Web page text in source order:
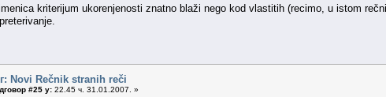
kriterijum ukorenjenosti znatno blaži nego kod vlastitih (recimo, u istom
Novi Rečnik stranih reči
#25 у: 22.45 ч. 31.01.2007. »